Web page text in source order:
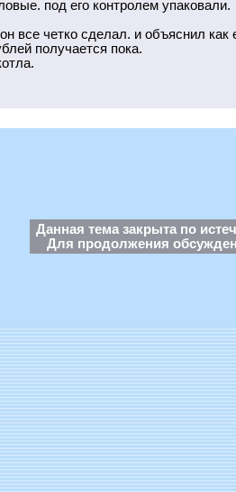
под его контролем упаковали.
все четко сделал. и объяснил как
получается пока.
Данная тема закрыта по
Для продолжения